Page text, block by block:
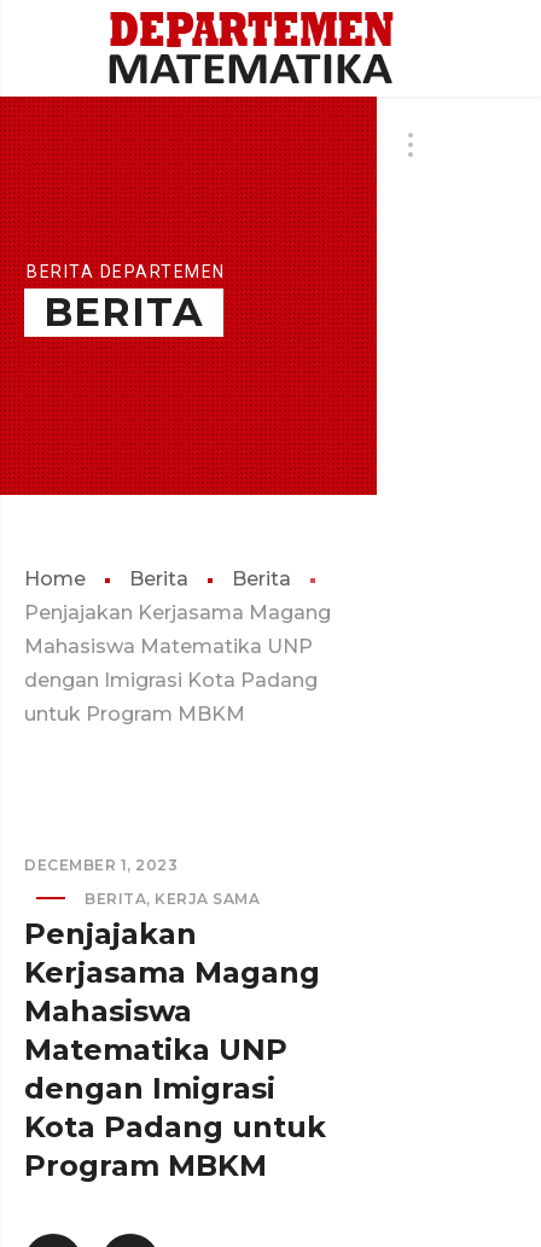
BERITA DEPARTEMEN
BERITA
Home Berita
Berita
Penjajakan Kerjasama Magang
Mahasiswa Matematika UNP
dengan Imigrasi Kota Padang
untuk Program MBKM
DECEMBER 1, 2023
BERITA, KERJA SAMA
Penjajakan
Kerjasama Magang
Mahasiswa
Matematika UNP
dengan Imigrasi
Kota Padang untuk
Program MBKM